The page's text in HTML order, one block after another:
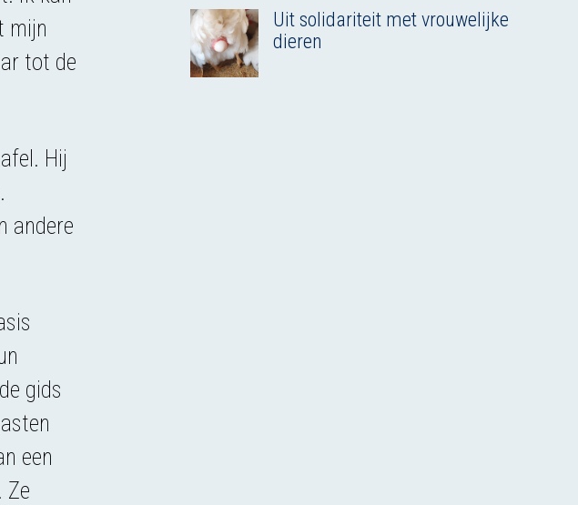
mijn
tot de
Hij
andere
gids
een
Ze
Uit solidariteit met vrouwelijke
dieren